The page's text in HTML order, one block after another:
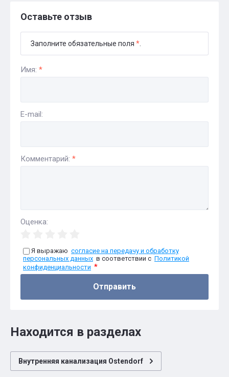
Оставьте отзыв
Заполните обязательные поля *
Имя: *
E-mail:
Комментарий: *
Оценка:
Я выражаю согласие на передачу и обработку
персональных данных в соответствии с Политикой
конфиденциальности *
Отправить
Находится в разделах
Внутренняя канализация Ostendorf